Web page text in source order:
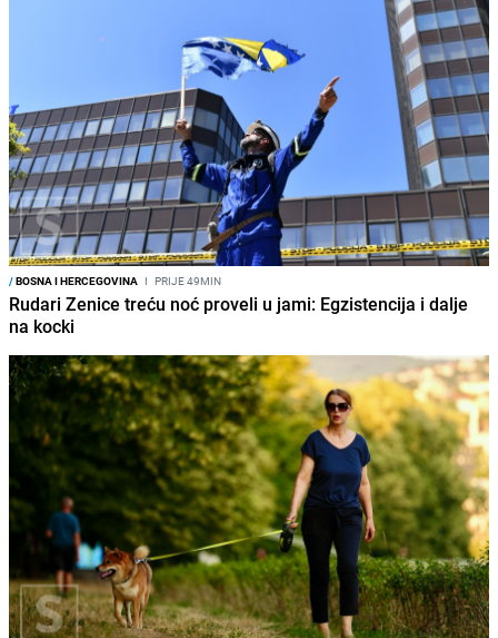
/BOSNA I HERCEGOVINA I PRIJE 49MIN
Rudari Zenice treću noć proveli u jami: Egzistencija i dalje
na kocki